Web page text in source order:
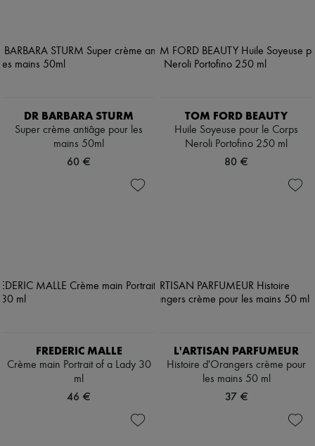
DR BARBARA STURM
Super crème antiâge pour les
mains 50ml
60 €
TOM FORD BEAUTY
Huile Soyeuse pour le Corps
Neroli Portofino 250 ml
80 €
FREDERIC MALLE
Crème main Portrait of a Lady 30
ml
46 €
L'ARTISAN PARFUMEUR
Histoire d'Orangers crème pour
les mains 50 ml
37 €